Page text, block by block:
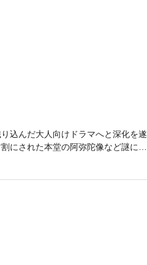
込んだ大人向けドラマへと深化を遂
された本堂の阿弥陀像など謎に次
した「端午の節句」ほか、手術次第